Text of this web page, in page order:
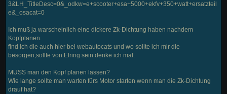
3&LH_TitleDesc=0&_odkw=e+scooter+esa+5000+ekfv+350+watt+ersatzteil
e&_osacat=0
Ich muß ja warscheinlich eine dickere Zk-Dichtung haben nachdem
Kopfplanen.
find ich die auch hier bei webautocats und wo sollte ich mir die
besorgen,sollte von Elring sein denke ich mal.
MUSS man den Kopf planen lassen?
Wie lange sollte man warten fürs Motor starten wenn man die Zk-Dichtung
drauf hat?